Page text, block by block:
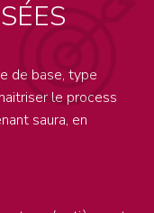
de base, type
le process
saura, en